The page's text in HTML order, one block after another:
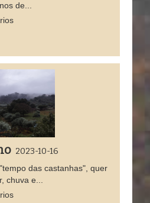
de...
2023-10-16
das castanhas", quer
chuva e...